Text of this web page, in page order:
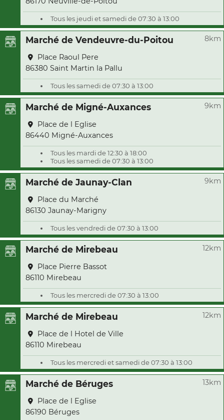
Tous les jeudi et samedi de 07:30 à 13:00
Marché de Vendeuvre-du-Poitou 8km
Place Raoul Pere
86380 Saint Martin la Pallu
Tous les samedi de 07:30 à 13:00
Marché de Migné-Auxances 9km
Place de l Eglise
86440 Migné-Auxances
Tous les mardi de 12:30 à 18:00
Tous les samedi de 07:30 à 13:00
Marché de Jaunay-Clan 9km
Place du Marché
86130 Jaunay-Marigny
Tous les vendredi de 07:30 à 13:00
Marché de Mirebeau 12km
Place Pierre Bassot
86110 Mirebeau
Tous les mercredi de 07:30 à 13:00
Marché de Mirebeau 12km
Place de l Hotel de Ville
86110 Mirebeau
Tous les mercredi et samedi de 07:30 à 13:00
Marché de Béruges 13km
Place de l Eglise
86190 Béruges